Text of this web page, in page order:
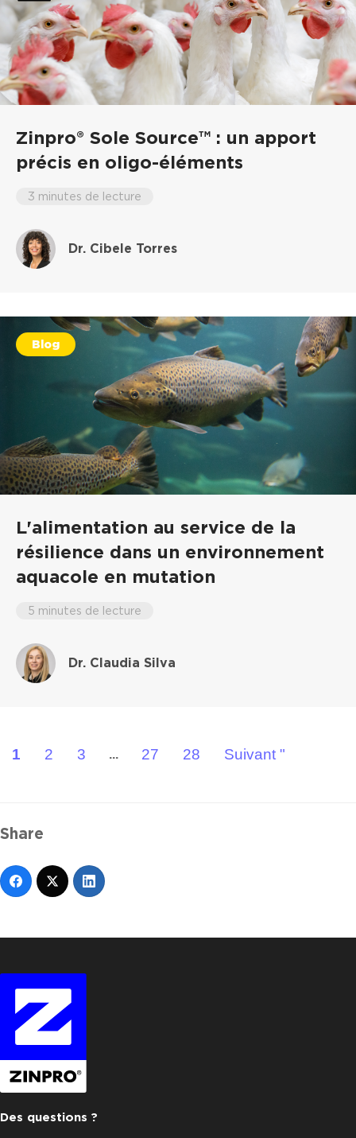
Zinpro® Sole Source™ : un apport
précis en oligo-éléments
3 minutes de lecture
Dr. Cibele Torres
Blog
L'alimentation au service de la
résilience dans un environnement
aquacole en mutation
5 minutes de lecture
Dr. Claudia Silva
1 2 3 ... 27 28 Suivant "
Share
Des questions ?